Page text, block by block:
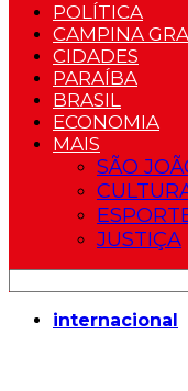
POLÍTICA
CAMPINA
CIDADES
PARAÍBA
BRASIL
ECONOMIA
MAIS
SÃO
JUSTIÇA
internacional